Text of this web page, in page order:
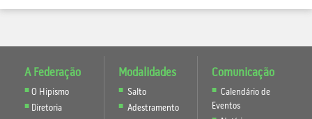
A Federação
O Hipismo
Diretoria
Modalidades
Salto
Adestramento
Comunicação
Calendário de
Eventos